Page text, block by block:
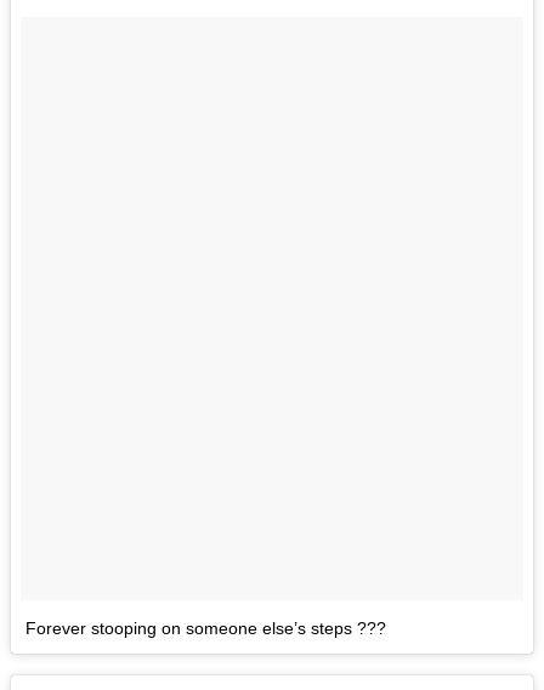
Forever stooping on someone else’s steps ???